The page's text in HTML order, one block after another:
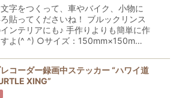
字をつくって、車やバイク、小物に
貼ってくださいね！ ブルックリンス
ンテリアにも♪ 手作りよりも簡単に作
すよ(^ ^) ○サイズ：150mm×150m…
レコーダー録画中ステッカー “ハワイ道
XING”